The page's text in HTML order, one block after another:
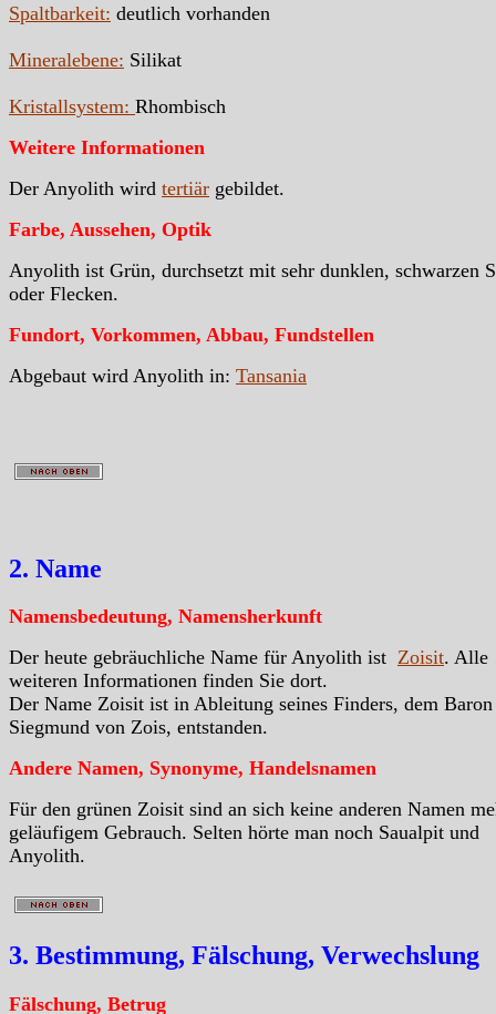
Spaltbarkeit: deutlich vorhanden
Mineralebene: Silikat
Kristallsystem: Rhombisch
Weitere Informationen
Der Anyolith wird tertiär gebildet.
Farbe, Aussehen, Optik
Anyolith ist Grün, durchsetzt mit sehr dunklen, schwarzen
oder Flecken.
Fundort, Vorkommen, Abbau, Fundstellen
Abgebaut wird Anyolith in: Tansania
2. Name
Namensbedeutung, Namensherkunft
Der heute gebräuchliche Name für Anyolith ist Zoisit. Alle
weiteren Informationen finden Sie dort.
Der Name Zoisit ist in Ableitung seines Finders, dem Baron
Siegmund von Zois, entstanden.
Andere Namen, Synonyme, Handelsnamen
Für den grünen Zoisit sind an sich keine anderen Namen
geläufigem Gebrauch. Selten hörte man noch Saualpit und
Anyolith.
3. Bestimmung, Fälschung, Verwechslung
Fälschung, Betrug